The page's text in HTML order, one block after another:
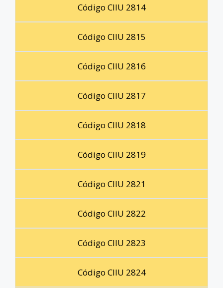
Código CIIU 2814
Código CIIU 2815
Código CIIU 2816
Código CIIU 2817
Código CIIU 2818
Código CIIU 2819
Código CIIU 2821
Código CIIU 2822
Código CIIU 2823
Código CIIU 2824